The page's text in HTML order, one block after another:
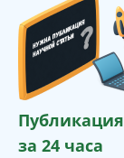
Публикация
за 24 часа